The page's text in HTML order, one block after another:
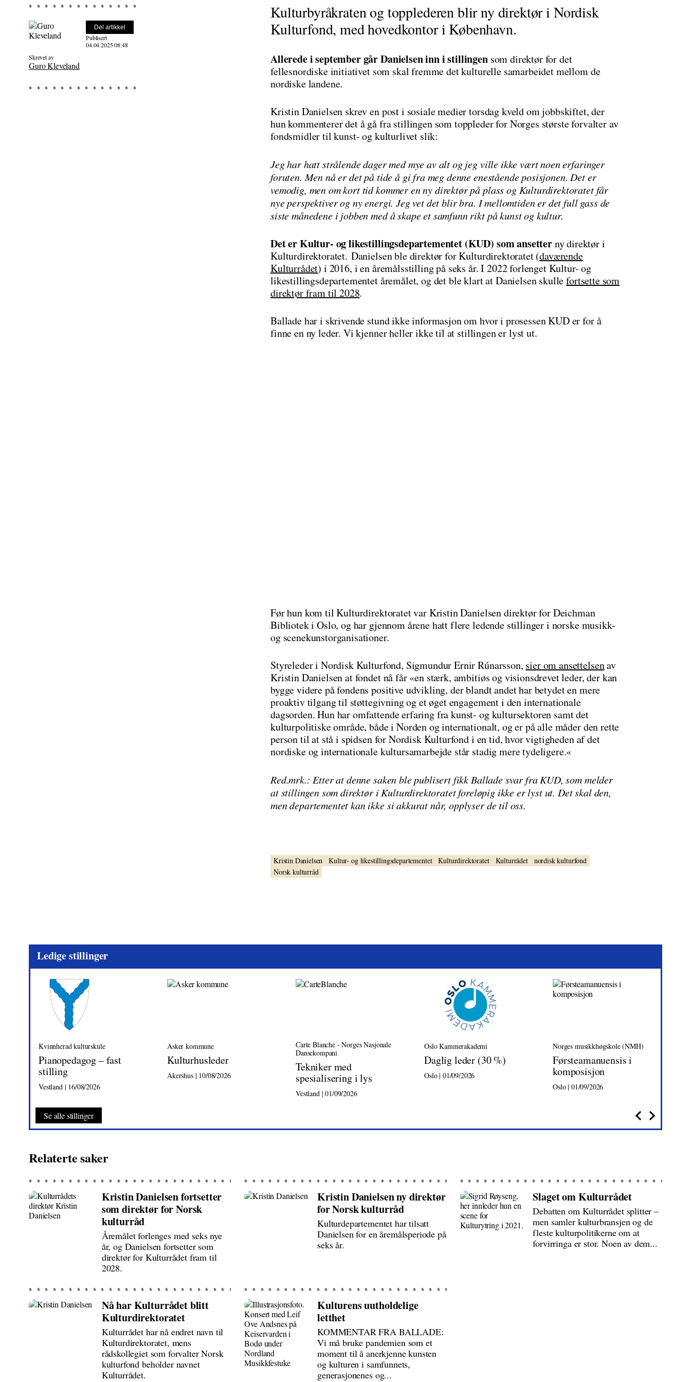
Del artikkel
Publisert
04.04.2025 08:48
Skrevet av
Guro Kleveland
Kulturbyråkraten og topplederen blir ny direktør i Nordisk
Kulturfond, med hovedkontor i København.
Allerede i september går Danielsen inn i stillingensom direktør for det
fellesnordiske initiativet som skal fremme det kulturelle samarbeidet mellom de
nordiske landene.
Kristin Danielsen skrev en post i sosiale medier torsdag kveld om jobbskiftet, der
hun kommenterer det å gå fra stillingen som toppleder for Norges største forvalter av
fondsmidler til kunst- og kulturlivet slik:
Jeg har hatt strålende dager med mye av alt og jeg ville ikke vært noen erfaringer
foruten. Men nå er det på tide å gi fra meg denne enestående posisjonen. Det er
vemodig, men om kort tid kommer en ny direktør på plass og Kulturdirektoratet får
nye perspektiver og ny energi. Jeg vet det blir bra. I mellomtiden er det full gass de
siste månedene i jobben med å skape et samfunn rikt på kunst og kultur.
Det er Kultur- og likestillingsdepartementet (KUD) som ansetterny direktør i
Kulturdirektoratet. Danielsen ble direktør for Kulturdirektoratet (daværende
Kulturrådet) i 2016, i en åremålsstilling på seks år. I 2022 forlenget Kultur- og
likestillingsdepartementet åremålet, og det ble klart at Danielsen skullefortsette som
direktør fram til 2028.
Ballade har i skrivende stund ikke informasjon om hvor i prosessen KUD er for å
finne en ny leder. Vi kjenner heller ikke til at stillingen er lyst ut.
Før hun kom til Kulturdirektoratet var Kristin Danielsen direktør for Deichman
Bibliotek i Oslo, og har gjennom årene hatt flere ledende stillinger i norske musikk-
og scenekunstorganisationer.
Styreleder i Nordisk Kulturfond, Sigmundur Ernir Rúnarsson, sier om ansettelsenav
Kristin Danielsen at fondet nå får «en stærk, ambitiøs og visionsdrevet leder, der kan
bygge videre på fondens positive udvikling, der blandt andet har betydet en mere
proaktiv tilgang til støttegivning og et øget engagement i den internationale
dagsorden. Hun har omfattende erfaring fra kunst- og kultursektoren samt det
kulturpolitiske område, både i Norden og internationalt, og er på alle måder den rette
person til at stå i spidsen for Nordisk Kulturfond i en tid, hvor vigtigheden af det
nordiske og internationale kultursamarbejde står stadig mere tydeligere.«
Red.mrk.: Etter at denne saken ble publisert fikk Ballade svar fra KUD, som melder
at stillingen som direktør i Kulturdirektoratet foreløpig ikke er lyst ut. Det skal den,
men departementet kan ikke si akkurat når, opplyser de til oss.
Kristin Danielsen Kultur- og likestillingsdepartementet Kulturdirektoratet Kulturrådet
nordisk kulturfond
Norsk kulturråd
Ledige stillinger
Kvinnherad kulturskule
Pianopedagog – fast
stilling
Vestland | 16/08/2026
Asker kommune
Kulturhusleder
Akershus | 10/08/2026
Carte Blanche - Norges Nasjonale
Dansekompani
Tekniker med
spesialisering i lys
Vestland | 01/09/2026
Oslo Kammerakademi
Daglig leder (30 %)
Oslo | 01/09/2026
Norges musikkhøgskole (NMH)
Førsteamanuensis i
komposisjon
Oslo | 01/09/2026
Se alle stillinger
Relaterte saker
Kristin Danielsen fortsetter
som direktør for Norsk
kulturråd
Åremålet forlenges med seks nye
år, og Danielsen fortsetter som
direktør for Kulturrådet fram til
2028.
Kristin Danielsen ny direktør
for Norsk kulturråd
Kulturdepartementet har tilsatt
Danielsen for en åremålsperiode på
seks år.
Slaget om Kulturrådet
Debatten om Kulturrådet splitter –
men samler kulturbransjen og de
fleste kulturpolitikerne om at
forvirringa er stor. Noen av dem...
Nå har Kulturrådet blitt
Kulturdirektoratet
Kulturrådet har nå endret navn til
Kulturdirektoratet, mens
rådskollegiet som forvalter Norsk
kulturfond beholder navnet
Kulturrådet.
Kulturens uutholdelige
letthet
KOMMENTAR FRA BALLADE:
Vi må bruke pandemien som et
moment til å anerkjenne kunsten
og kulturen i samfunnets,
generasjonenes og...